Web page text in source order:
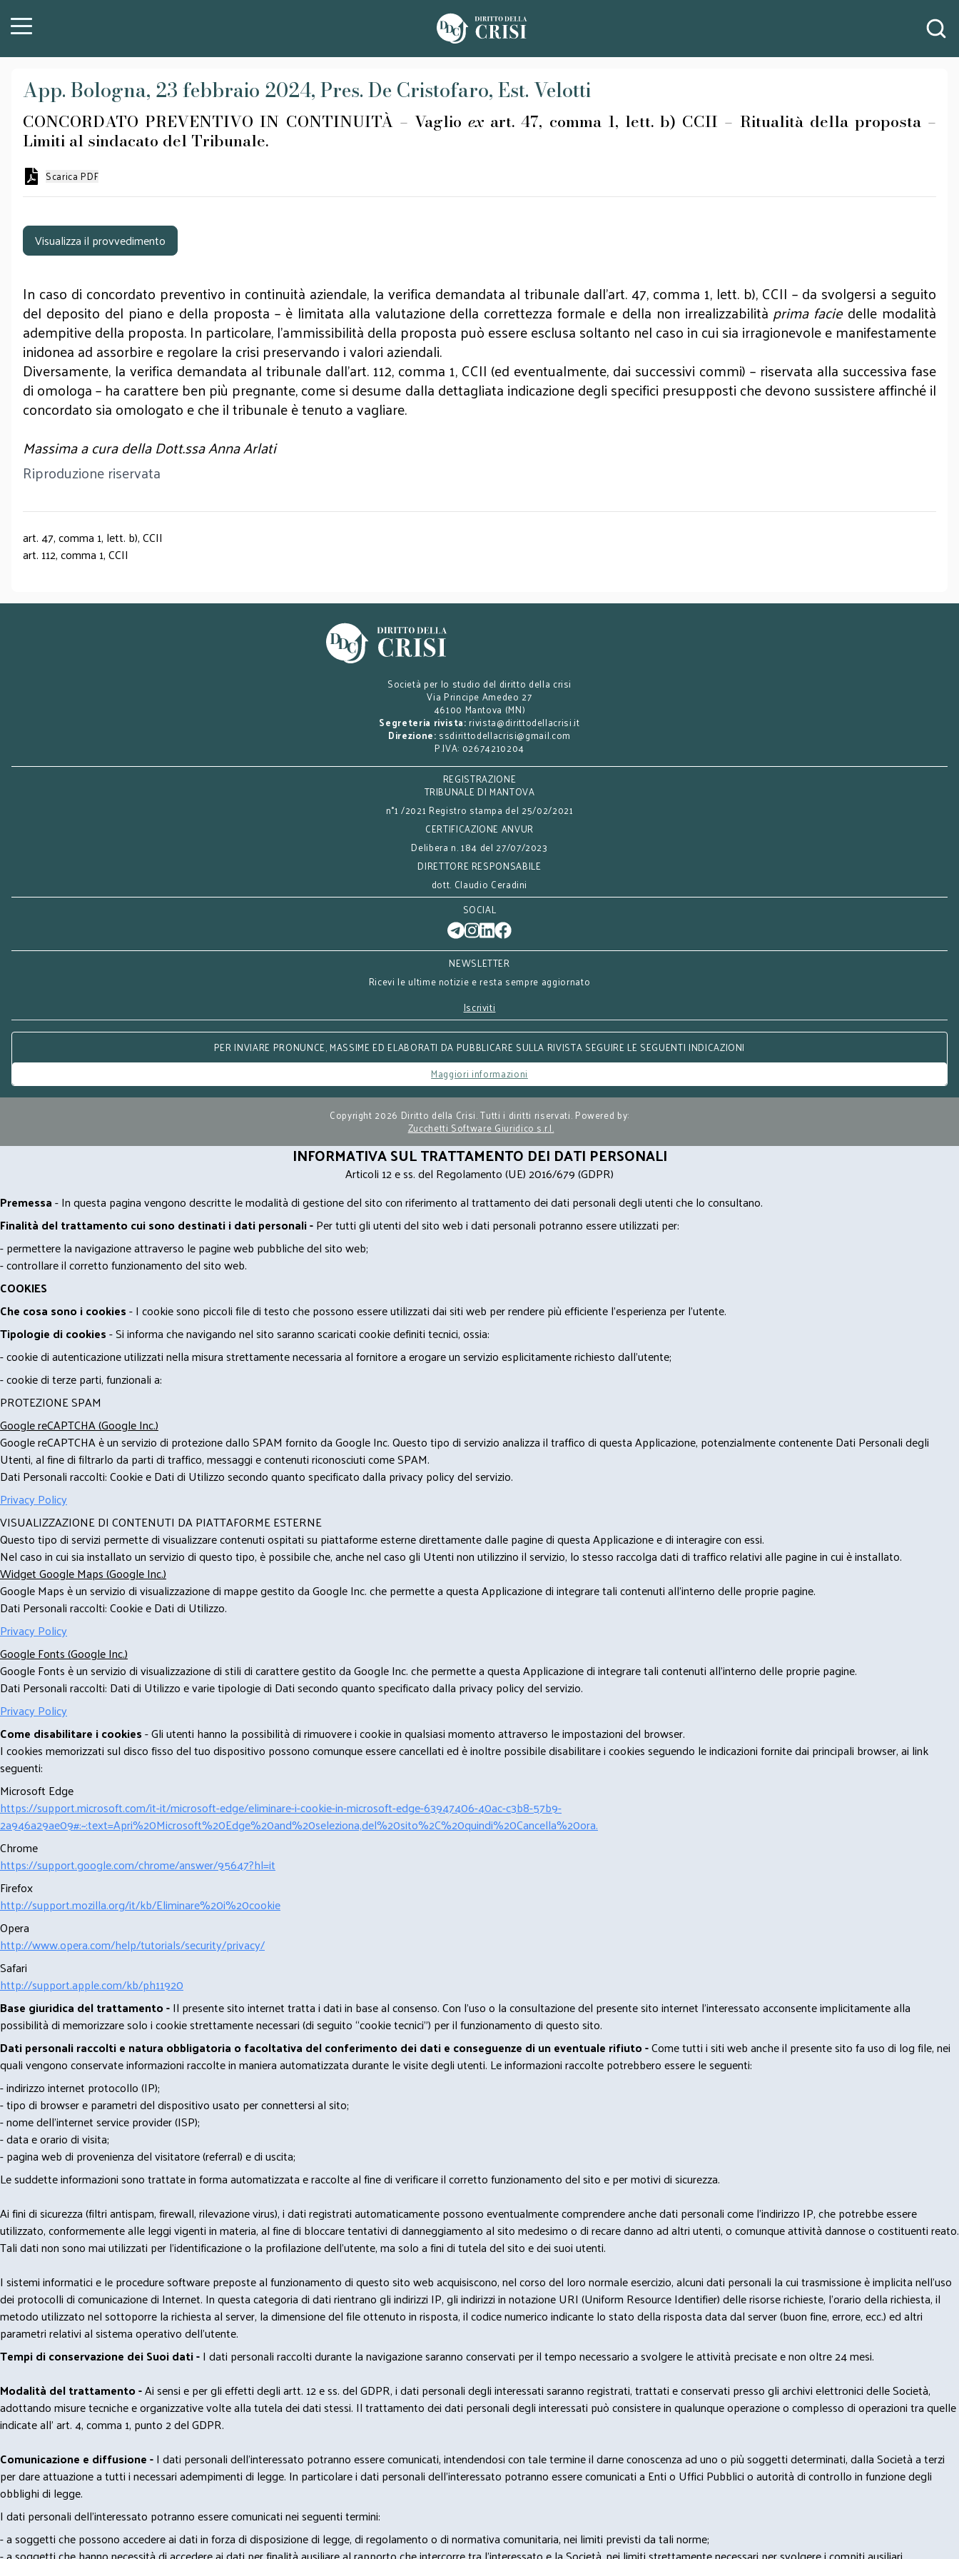
App. Bologna, 23 febbraio 2024, Pres. De Cristofaro, Est. Velotti
CONCORDATO PREVENTIVO IN CONTINUITÀ – Vaglio ex art. 47, comma 1, lett. b) CCII – Ritualità della proposta –
Limiti al sindacato del Tribunale.
Scarica PDF
Visualizza il provvedimento
In caso di concordato preventivo in continuità aziendale, la verifica demandata al tribunale dall’art. 47, comma 1, lett. b), CCII – da svolgersi a seguito
del deposito del piano e della proposta – è limitata alla valutazione della correttezza formale e della non irrealizzabilità prima facie delle modalità
adempitive della proposta. In particolare, l’ammissibilità della proposta può essere esclusa soltanto nel caso in cui sia irragionevole e manifestamente
inidonea ad assorbire e regolare la crisi preservando i valori aziendali.
Diversamente, la verifica demandata al tribunale dall’art. 112, comma 1, CCII (ed eventualmente, dai successivi commi) – riservata alla successiva fase
di omologa – ha carattere ben più pregnante, come si desume dalla dettagliata indicazione degli specifici presupposti che devono sussistere affinché il
concordato sia omologato e che il tribunale è tenuto a vagliare.
Massima a cura della Dott.ssa Anna Arlati
Riproduzione riservata
art. 47, comma 1, lett. b), CCII
art. 112, comma 1, CCII
Società per lo studio del diritto della crisi
Via Principe Amedeo 27
46100 Mantova (MN)
Segreteria rivista: rivista@dirittodellacrisi.it
Direzione: ssdirittodellacrisi@gmail.com
P.IVA: 02674210204
REGISTRAZIONE
TRIBUNALE DI MANTOVA
n°1 /2021 Registro stampa del 25/02/2021
CERTIFICAZIONE ANVUR
Delibera n. 184 del 27/07/2023
DIRETTORE RESPONSABILE
dott. Claudio Ceradini
SOCIAL
NEWSLETTER
Ricevi le ultime notizie e resta sempre aggiornato
Iscriviti
PER INVIARE PRONUNCE, MASSIME ED ELABORATI DA PUBBLICARE SULLA RIVISTA SEGUIRE LE SEGUENTI INDICAZIONI
Maggiori informazioni
Copyright 2026 Diritto della Crisi. Tutti i diritti riservati. Powered by:
Zucchetti Software Giuridico s.r.l.
INFORMATIVA SUL TRATTAMENTO DEI DATI PERSONALI
Articoli 12 e ss. del Regolamento (UE) 2016/679 (GDPR)
Premessa- In questa pagina vengono descritte le modalità di gestione del sito con riferimento al trattamento dei dati personali degli utenti che lo consultano.
Finalità del trattamento cui sono destinati i dati personali -Per tutti gli utenti del sito web i dati personali potranno essere utilizzati per:
- permettere la navigazione attraverso le pagine web pubbliche del sito web;
- controllare il corretto funzionamento del sito web.
COOKIES
Che cosa sono i cookies- I cookie sono piccoli file di testo che possono essere utilizzati dai siti web per rendere più efficiente l'esperienza per l'utente.
Tipologie di cookies- Si informa che navigando nel sito saranno scaricati cookie definiti tecnici, ossia:
- cookie di autenticazione utilizzati nella misura strettamente necessaria al fornitore a erogare un servizio esplicitamente richiesto dall'utente;
- cookie di terze parti, funzionali a:
PROTEZIONE SPAM
Google reCAPTCHA (Google Inc.)
Google reCAPTCHA è un servizio di protezione dallo SPAM fornito da Google Inc. Questo tipo di servizio analizza il traffico di questa Applicazione, potenzialmente contenente Dati Personali degli
Utenti, al fine di filtrarlo da parti di traffico, messaggi e contenuti riconosciuti come SPAM.
Dati Personali raccolti: Cookie e Dati di Utilizzo secondo quanto specificato dalla privacy policy del servizio.
Privacy Policy
VISUALIZZAZIONE DI CONTENUTI DA PIATTAFORME ESTERNE
Questo tipo di servizi permette di visualizzare contenuti ospitati su piattaforme esterne direttamente dalle pagine di questa Applicazione e di interagire con essi.
Nel caso in cui sia installato un servizio di questo tipo, è possibile che, anche nel caso gli Utenti non utilizzino il servizio, lo stesso raccolga dati di traffico relativi alle pagine in cui è installato.
Widget Google Maps (Google Inc.)
Google Maps è un servizio di visualizzazione di mappe gestito da Google Inc. che permette a questa Applicazione di integrare tali contenuti all'interno delle proprie pagine.
Dati Personali raccolti: Cookie e Dati di Utilizzo.
Privacy Policy
Google Fonts (Google Inc.)
Google Fonts è un servizio di visualizzazione di stili di carattere gestito da Google Inc. che permette a questa Applicazione di integrare tali contenuti all'interno delle proprie pagine.
Dati Personali raccolti: Dati di Utilizzo e varie tipologie di Dati secondo quanto specificato dalla privacy policy del servizio.
Privacy Policy
Come disabilitare i cookies- Gli utenti hanno la possibilità di rimuovere i cookie in qualsiasi momento attraverso le impostazioni del browser.
I cookies memorizzati sul disco fisso del tuo dispositivo possono comunque essere cancellati ed è inoltre possibile disabilitare i cookies seguendo le indicazioni fornite dai principali browser, ai link
seguenti:
Microsoft Edge
https://support.microsoft.com/it-it/microsoft-edge/eliminare-i-cookie-in-microsoft-edge-63947406-40ac-c3b8-57b9-
2a946a29ae09#:~:text=Apri%20Microsoft%20Edge%20and%20seleziona,del%20sito%2C%20quindi%20Cancella%20ora.
Chrome
https://support.google.com/chrome/answer/95647?hl=it
Firefox
http://support.mozilla.org/it/kb/Eliminare%20i%20cookie
Opera
http://www.opera.com/help/tutorials/security/privacy/
Safari
http://support.apple.com/kb/ph11920
Base giuridica del trattamento -Il presente sito internet tratta i dati in base al consenso. Con l'uso o la consultazione del presente sito internet l’interessato acconsente implicitamente alla
possibilità di memorizzare solo i cookie strettamente necessari (di seguito “cookie tecnici”) per il funzionamento di questo sito.
Dati personali raccolti e natura obbligatoria o facoltativa del conferimento dei dati e conseguenze di un eventuale rifiuto -Come tutti i siti web anche il presente sito fa uso di log file, nei
quali vengono conservate informazioni raccolte in maniera automatizzata durante le visite degli utenti. Le informazioni raccolte potrebbero essere le seguenti:
- indirizzo internet protocollo (IP);
- tipo di browser e parametri del dispositivo usato per connettersi al sito;
- nome dell'internet service provider (ISP);
- data e orario di visita;
- pagina web di provenienza del visitatore (referral) e di uscita;
Le suddette informazioni sono trattate in forma automatizzata e raccolte al fine di verificare il corretto funzionamento del sito e per motivi di sicurezza.
Ai fini di sicurezza (filtri antispam, firewall, rilevazione virus), i dati registrati automaticamente possono eventualmente comprendere anche dati personali come l'indirizzo IP, che potrebbe essere
utilizzato, conformemente alle leggi vigenti in materia, al fine di bloccare tentativi di danneggiamento al sito medesimo o di recare danno ad altri utenti, o comunque attività dannose o costituenti reato.
Tali dati non sono mai utilizzati per l'identificazione o la profilazione dell'utente, ma solo a fini di tutela del sito e dei suoi utenti.
I sistemi informatici e le procedure software preposte al funzionamento di questo sito web acquisiscono, nel corso del loro normale esercizio, alcuni dati personali la cui trasmissione è implicita nell'uso
dei protocolli di comunicazione di Internet. In questa categoria di dati rientrano gli indirizzi IP, gli indirizzi in notazione URI (Uniform Resource Identifier) delle risorse richieste, l'orario della richiesta, il
metodo utilizzato nel sottoporre la richiesta al server, la dimensione del file ottenuto in risposta, il codice numerico indicante lo stato della risposta data dal server (buon fine, errore, ecc.) ed altri
parametri relativi al sistema operativo dell'utente.
Tempi di conservazione dei Suoi dati -I dati personali raccolti durante la navigazione saranno conservati per il tempo necessario a svolgere le attività precisate e non oltre 24 mesi.
Modalità del trattamento -Ai sensi e per gli effetti degli artt. 12 e ss. del GDPR, i dati personali degli interessati saranno registrati, trattati e conservati presso gli archivi elettronici delle Società,
adottando misure tecniche e organizzative volte alla tutela dei dati stessi. Il trattamento dei dati personali degli interessati può consistere in qualunque operazione o complesso di operazioni tra quelle
indicate all' art. 4, comma 1, punto 2 del GDPR.
Comunicazione e diffusione -I dati personali dell’interessato potranno essere comunicati, intendendosi con tale termine il darne conoscenza ad uno o più soggetti determinati, dalla Società a terzi
per dare attuazione a tutti i necessari adempimenti di legge. In particolare i dati personali dell’interessato potranno essere comunicati a Enti o Uffici Pubblici o autorità di controllo in funzione degli
obblighi di legge.
I dati personali dell’interessato potranno essere comunicati nei seguenti termini:
- a soggetti che possono accedere ai dati in forza di disposizione di legge, di regolamento o di normativa comunitaria, nei limiti previsti da tali norme;